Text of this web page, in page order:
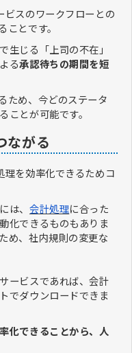
スのワークフローとの
とです。
生じる「上司の不在」
る承認待ちの期間を短
ため、今どのステータ
ことが可能です。
ながる
理を効率化できるためコ
は、 会計処理に合った
化できるものもありま
め、社内規則の変更な
ービスであれば、会計
でダウンロードできま
化できることから、人